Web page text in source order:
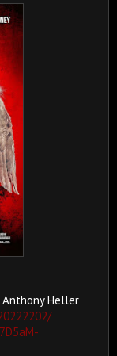
Anthony Heller